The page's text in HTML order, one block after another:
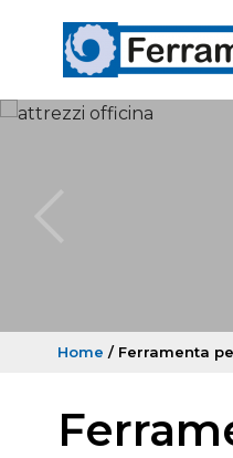
Home / Ferramenta